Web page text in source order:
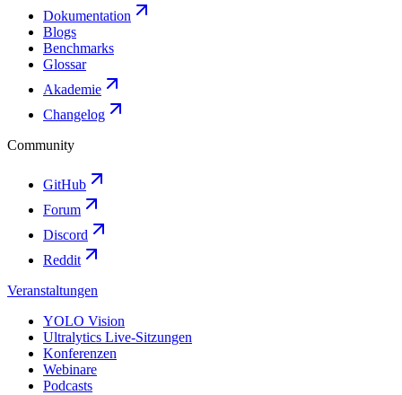
Dokumentation
Blogs
Benchmarks
Glossar
Akademie
Changelog
Community
GitHub
Forum
Discord
Reddit
Veranstaltungen
YOLO Vision
Ultralytics Live-Sitzungen
Konferenzen
Webinare
Podcasts